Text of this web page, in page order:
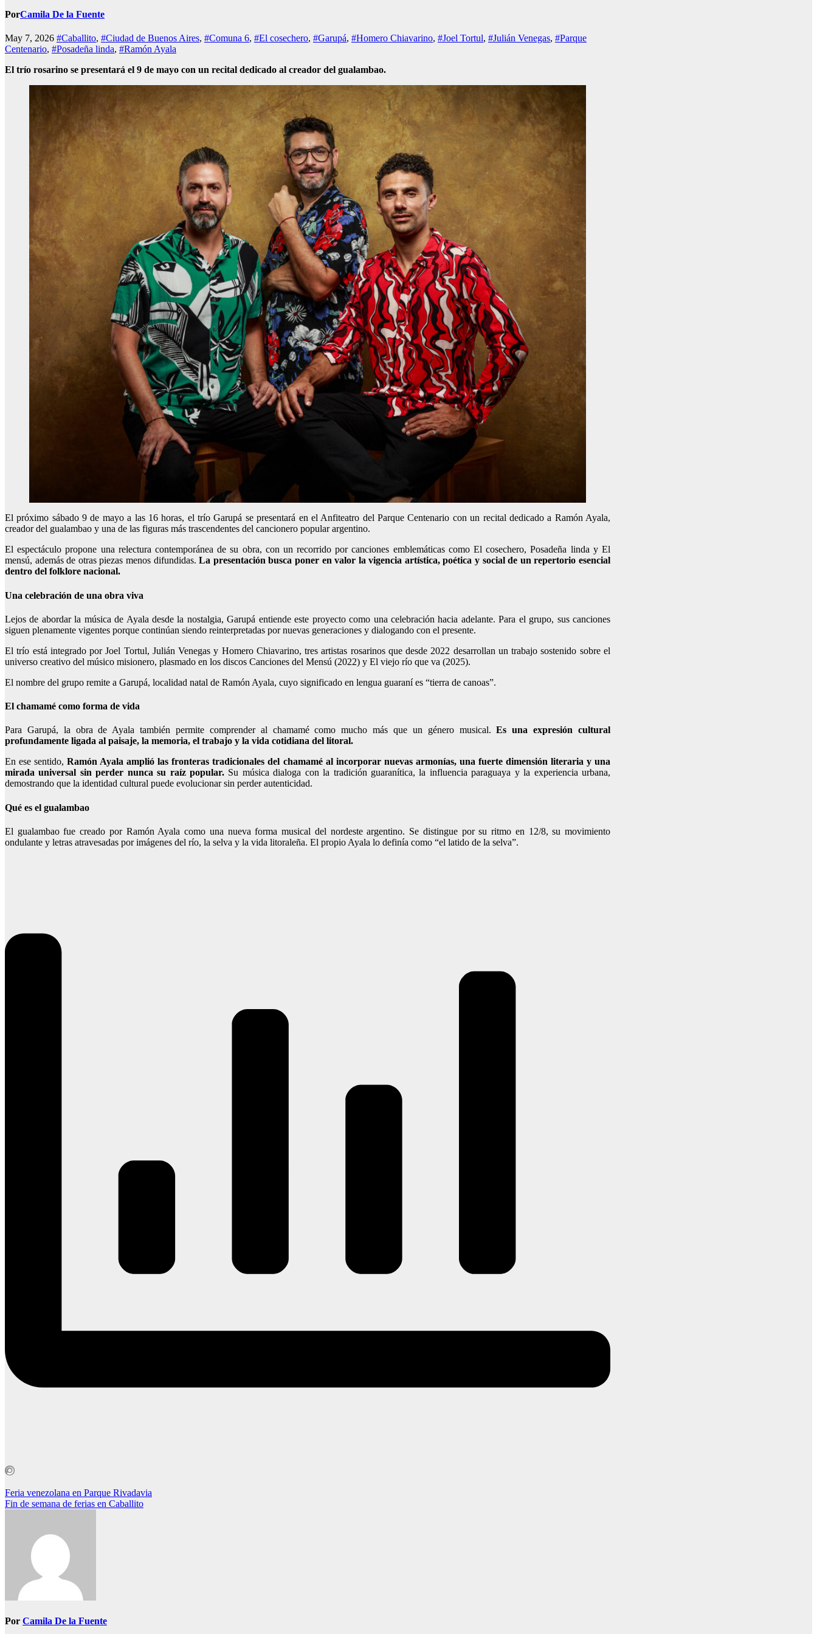
PorCamila De la Fuente
May 7, 2026 #Caballito, #Ciudad de Buenos Aires, #Comuna 6, #El cosechero, #Garupá, #Homero Chiavarino, #Joel Tortul, #Julián Venegas, #Parque
Centenario, #Posadeña linda, #Ramón Ayala
El trío rosarino se presentará el 9 de mayo con un recital dedicado al creador del gualambao.
El próximo sábado 9 de mayo a las 16 horas, el trío Garupá se presentará en el Anfiteatro del Parque Centenario con un recital dedicado a Ramón Ayala,
creador del gualambao y una de las figuras más trascendentes del cancionero popular argentino.
El espectáculo propone una relectura contemporánea de su obra, con un recorrido por canciones emblemáticas como El cosechero, Posadeña linda y El
mensú, además de otras piezas menos difundidas.La presentación busca poner en valor la vigencia artística, poética y social de un repertorio esencial
dentro del folklore nacional.
Una celebración de una obra viva
Lejos de abordar la música de Ayala desde la nostalgia, Garupá entiende este proyecto como una celebración hacia adelante. Para el grupo, sus canciones
siguen plenamente vigentes porque continúan siendo reinterpretadas por nuevas generaciones y dialogando con el presente.
El trío está integrado por Joel Tortul, Julián Venegas y Homero Chiavarino, tres artistas rosarinos que desde 2022 desarrollan un trabajo sostenido sobre el
universo creativo del músico misionero, plasmado en los discos Canciones del Mensú (2022) y El viejo río que va (2025).
El nombre del grupo remite a Garupá, localidad natal de Ramón Ayala, cuyo significado en lengua guaraní es “tierra de canoas”.
El chamamé como forma de vida
Para Garupá, la obra de Ayala también permite comprender al chamamé como mucho más que un género musical.Es una expresión cultural
profundamente ligada al paisaje, la memoria, el trabajo y la vida cotidiana del litoral.
En ese sentido,Ramón Ayala amplió las fronteras tradicionales del chamamé al incorporar nuevas armonías, una fuerte dimensión literaria y una
mirada universal sin perder nunca su raíz popular. Su música dialoga con la tradición guaranítica, la influencia paraguaya y la experiencia urbana,
demostrando que la identidad cultural puede evolucionar sin perder autenticidad.
Qué es el gualambao
El gualambao fue creado por Ramón Ayala como una nueva forma musical del nordeste argentino. Se distingue por su ritmo en 12/8, su movimiento
ondulante y letras atravesadas por imágenes del río, la selva y la vida litoraleña. El propio Ayala lo definía como “el latido de la selva”.
Navegación
de
Feria venezolana en Parque Rivadavia
Fin de semana de ferias en Caballito
Por Camila De la Fuente